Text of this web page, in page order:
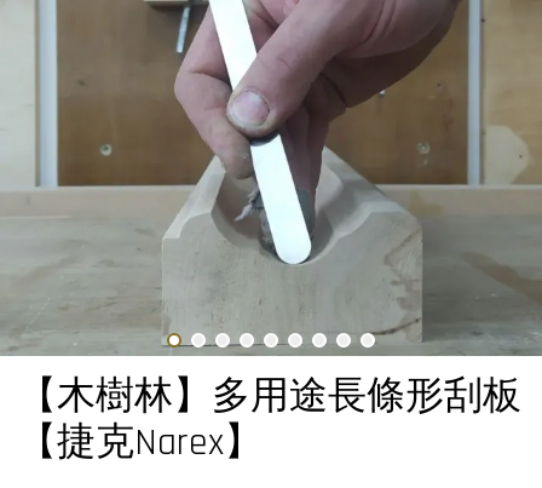
【木樹林】多用途長條形刮板
【捷克Narex】